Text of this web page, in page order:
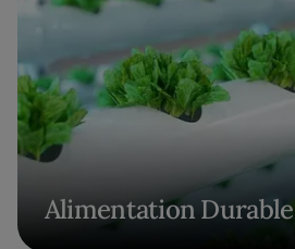
Alimentation Durable